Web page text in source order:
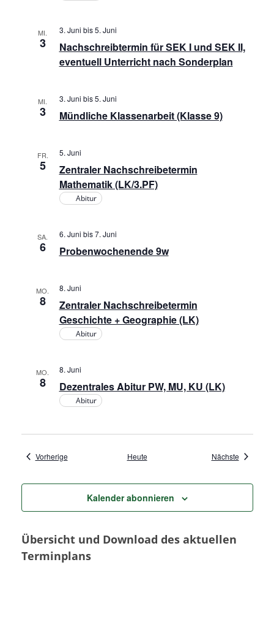
MI.
3
Nachschreibtermin für SEK I und SEK II,
eventuell Unterricht nach Sonderplan
3. Juni bis5. Juni
MI.
3 Mündliche Klassenarbeit (Klasse 9)
3. Juni bis5. Juni
FR.
5
Zentraler Nachschreibetermin
Mathematik (LK/3.PF)
5. Juni
Abitur
SA.
6 Probenwochenende 9w
6. Juni bis7. Juni
MO.
8
Zentraler Nachschreibetermin
Geschichte + Geographie (LK)
8. Juni
Abitur
MO.
8 Dezentrales Abitur PW, MU, KU (LK)
8. Juni
Abitur
VorherigeVeranstaltungen Heute Nächste
Kalender abonnieren
Übersicht und Download des aktuellen
Terminplans